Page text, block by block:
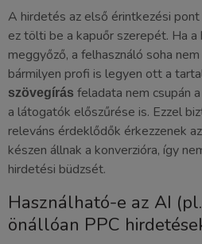
A hirdetés az első érintkezési
ez tölti be a kapuőr szerepét. Ha
meggyőző, a felhasználó soha
bármilyen profi is legyen ott a
szövegírás feladata nem csupán
a látogatók előszűrése is. Ezzel
releváns érdeklődők érkezzenek
készen állnak a konverzióra, így
hirdetési büdzsét.
Használható-e az AI
önállóan PPC